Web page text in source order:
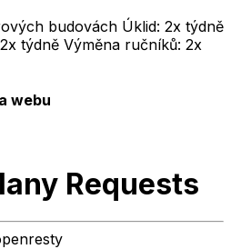
budovách Úklid: 2x týdně
týdně Výměna ručníků: 2x
webu
Requests